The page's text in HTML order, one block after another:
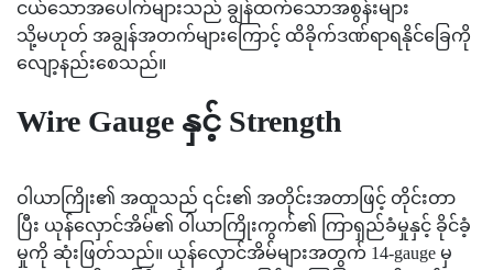
ငယ်သောအပေါက်များသည် ချွန်ထက်သောအစွန်းများ
သို့မဟုတ် အချွန်အတက်များကြောင့် ထိခိုက်ဒဏ်ရာရနိုင်ခြေကို
လျော့နည်းစေသည်။
Wire Gauge နှင့် Strength
ဝါယာကြိုး၏ အထူသည် ၎င်း၏ အတိုင်းအတာဖြင့် တိုင်းတာ
ပြီး ယုန်လှောင်အိမ်၏ ဝါယာကြိုးကွက်၏ ကြာရှည်ခံမှုနှင့် ခိုင်ခံ့
မှုကို ဆုံးဖြတ်သည်။ ယုန်လှောင်အိမ်များအတွက် 14-gauge မှ